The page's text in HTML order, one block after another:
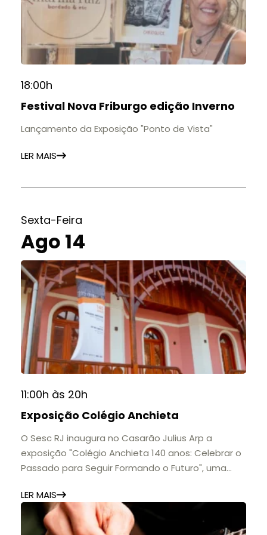
18:00h
Festival Nova Friburgo edição Inverno
Lançamento da Exposição "Ponto de Vista"
LER MAIS
Sexta-Feira
Ago 14
11:00h às 20h
Exposição Colégio Anchieta
O Sesc RJ inaugura no Casarão Julius Arp a
exposição "Colégio Anchieta 140 anos: Celebrar o
Passado para Seguir Formando o Futuro", uma
importantes instituições de ensino de Nova
Friburgo e do Brasil.
A mostra convida o público a conhecer o legado
LER MAIS